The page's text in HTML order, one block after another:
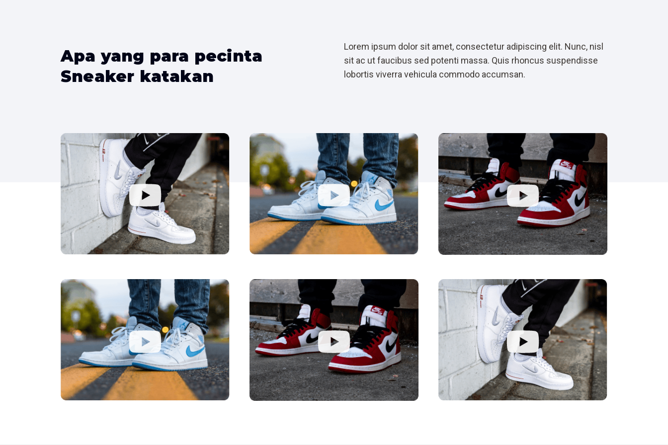
Apa yang para pecinta
Sneaker katakan
Lorem ipsum dolor sit amet, consectetur adipiscing elit. Nunc, nisl
sit ac ut faucibus sed potenti massa. Quis rhoncus suspendisse
lobortis viverra vehicula commodo accumsan.